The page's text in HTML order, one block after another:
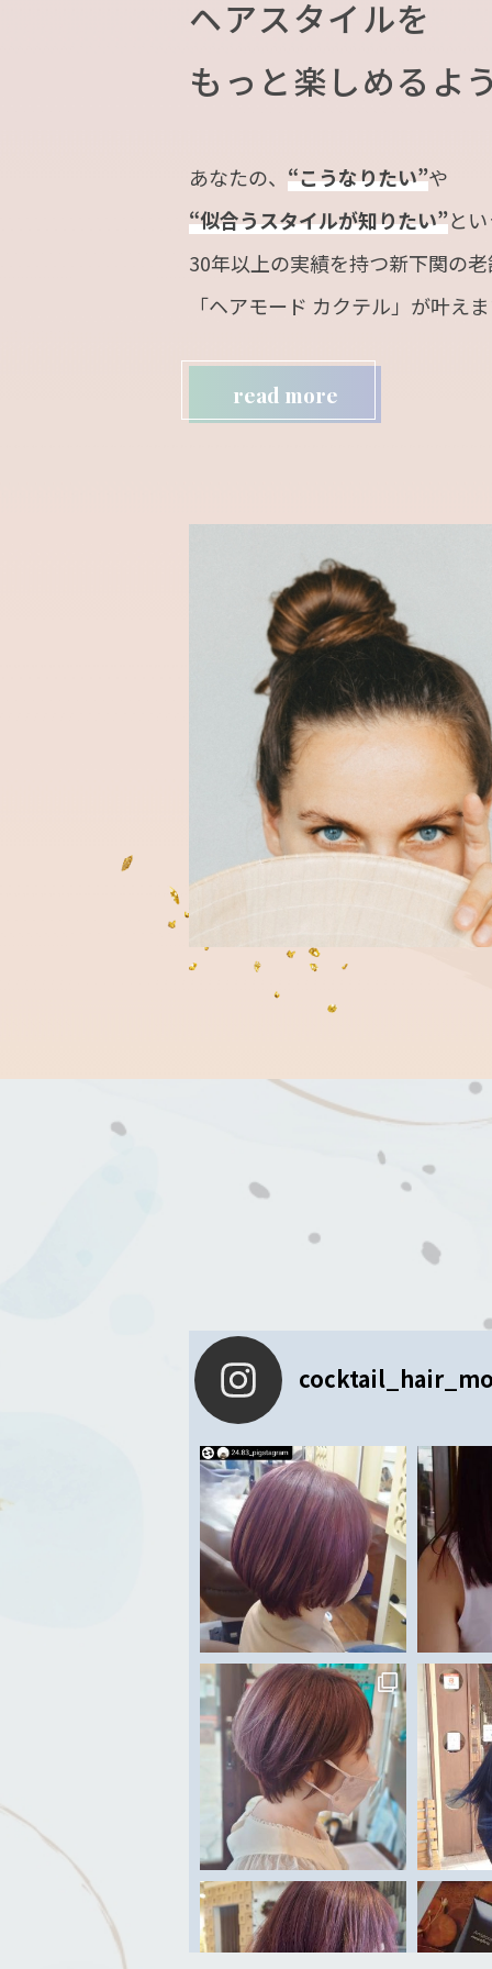
ヘアスタイルを
もっと楽しめるよ
あなたの、 “こうなりたい”や
“似合うスタイルが知りたい”と
30年以上の実績を持つ新下関の
「ヘアモード カクテル」が叶え
read more